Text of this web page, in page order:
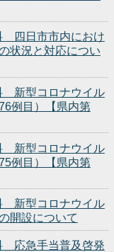
四日市市内におけ
状況と対応につい
新型コロナウイル
例目）【県内第
新型コロナウイル
例目）【県内第
新型コロナウイル
開設について
応急手当普及啓発